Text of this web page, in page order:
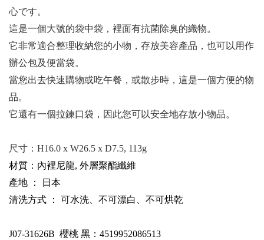
心です。
這是一個大號的袋中袋，裡面有抗菌除臭的織物。
它非常適合整理收納您的小物，存放美容產品，也可以用作
辦公包及便當袋。
當您出去快速購物或吃午餐，或散步時，這是一個方便的物
品。
它還有一個拉鍊口袋，因此您可以安全地存放小物品。
尺寸： H16.0 x W26.5 x D7.5, 113g
材質：內裡尼龍, 外層聚酯纖維
產地 ： 日本
清洗方式 ： 可水洗、不可漂白、不可烘乾
J07-31626B 櫻桃 黑：4519952086513